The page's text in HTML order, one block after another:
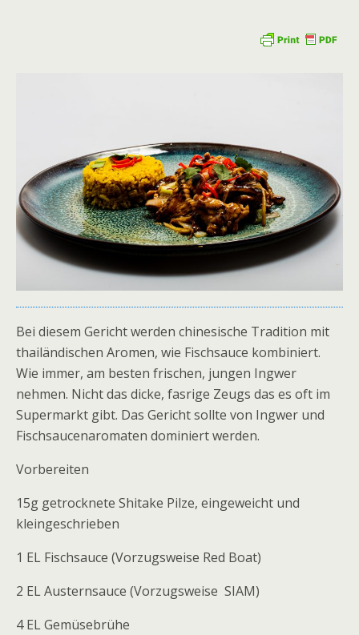
Bei diesem Gericht werden chinesische Tradition mit
thailändischen Aromen, wie Fischsauce kombiniert.
Wie immer, am besten frischen, jungen Ingwer
nehmen. Nicht das dicke, fasrige Zeugs das es oft im
Supermarkt gibt. Das Gericht sollte von Ingwer und
Fischsaucenaromaten dominiert werden.
Vorbereiten
15g getrocknete Shitake Pilze, eingeweicht und
kleingeschrieben
1 EL Fischsauce (Vorzugsweise Red Boat)
2 EL Austernsauce (Vorzugsweise SIAM)
4 EL Gemüsebrühe